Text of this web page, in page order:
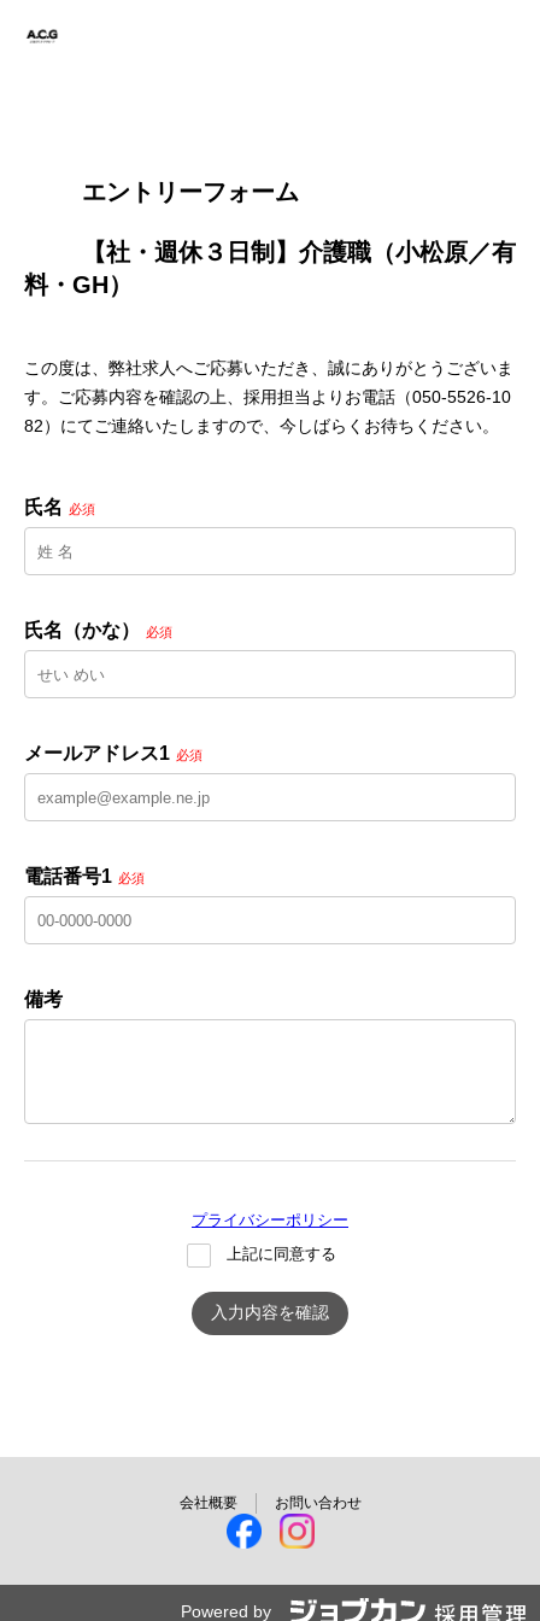
        エントリーフォーム
料・GH）
この度は、弊社求人へご応募いただき、誠にありがとうございま
す。ご応募内容を確認の上、採用担当よりお電話（050-5526-10
82）にてご連絡いたしますので、今しばらくお待ちください。
氏名 必須
氏名（かな） 必須
メールアドレス1 必須
電話番号1 必須
備考
プライバシーポリシー
上記に同意する
入力内容を確認
会社概要 お問い合わせ
Powered by